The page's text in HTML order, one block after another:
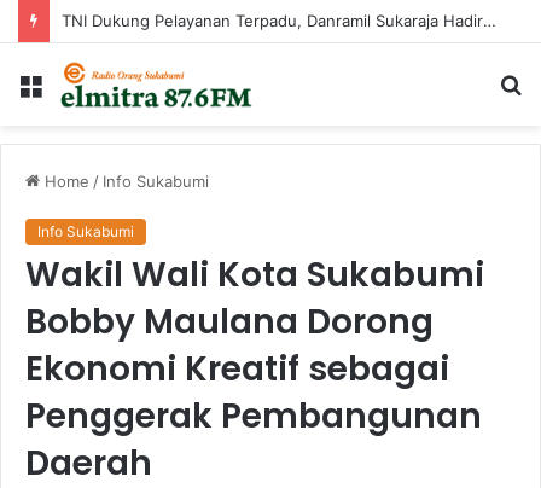
TNI Dukung Pelayanan Terpadu, Danramil Sukaraja Hadiri Rekam E-KTP, Pemeriksaan Mata, dan Bazar UMKM di Bojongsawah
Menu
Home / Info Sukabumi
Info Sukabumi
Wakil Wali Kota Sukabumi
Bobby Maulana Dorong
Ekonomi Kreatif sebagai
Penggerak Pembangunan
Daerah